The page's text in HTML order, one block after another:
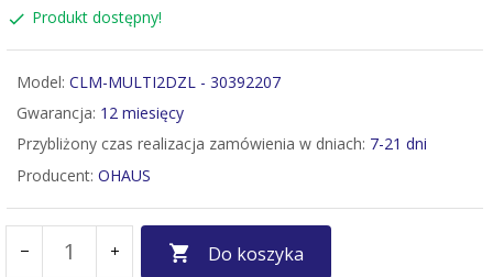
Produkt dostępny!
Model: CLM-MULTI2DZL - 30392207
Gwarancja: 12 miesięcy
Przybliżony czas realizacja zamówienia w dniach: 7-21 dni
Producent: OHAUS
Do koszyka